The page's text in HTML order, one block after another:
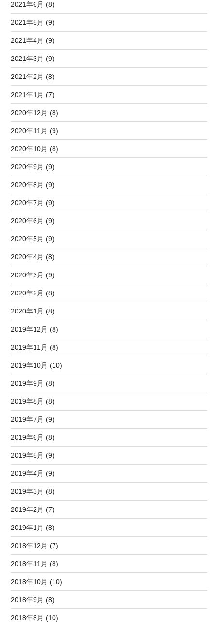
2021年6月 (8)
2021年5月 (9)
2021年4月 (9)
2021年3月 (9)
2021年2月 (8)
2021年1月 (7)
2020年12月 (8)
2020年11月 (9)
2020年10月 (8)
2020年9月 (9)
2020年8月 (9)
2020年7月 (9)
2020年6月 (9)
2020年5月 (9)
2020年4月 (8)
2020年3月 (9)
2020年2月 (8)
2020年1月 (8)
2019年12月 (8)
2019年11月 (8)
2019年10月 (10)
2019年9月 (8)
2019年8月 (8)
2019年7月 (9)
2019年6月 (8)
2019年5月 (9)
2019年4月 (9)
2019年3月 (8)
2019年2月 (7)
2019年1月 (8)
2018年12月 (7)
2018年11月 (8)
2018年10月 (10)
2018年9月 (8)
2018年8月 (10)